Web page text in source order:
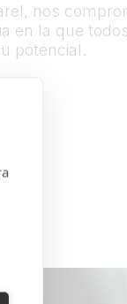
nos
en la que
potencial.